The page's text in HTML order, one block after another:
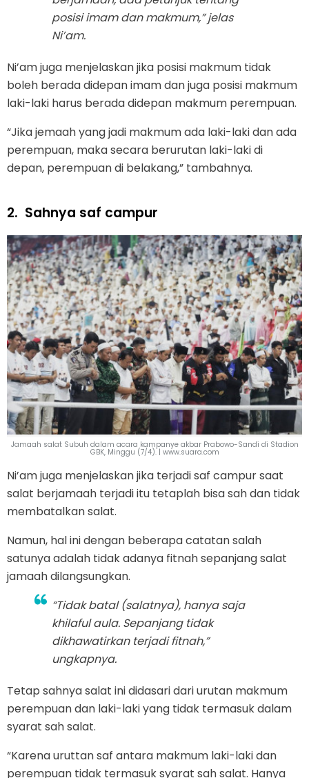
posisi imam dan makmum,” jelas
Ni’am.
Ni’am juga menjelaskan jika posisi makmum tidak
boleh berada didepan imam dan juga posisi makmum
laki-laki harus berada didepan makmum perempuan.
“Jika jemaah yang jadi makmum ada laki-laki dan ada
perempuan, maka secara berurutan laki-laki di
depan, perempuan di belakang,” tambahnya.
2. Sahnya saf campur
Jamaah salat Subuh dalam acara kampanye akbar Prabowo-Sandi di Stadion
GBK, Minggu (7/4). | www.suara.com
Ni’am juga menjelaskan jika terjadi saf campur saat
salat berjamaah terjadi itu tetaplah bisa sah dan tidak
membatalkan salat.
Namun, hal ini dengan beberapa catatan salah
satunya adalah tidak adanya fitnah sepanjang salat
jamaah dilangsungkan.
“Tidak batal (salatnya), hanya saja
khilaful aula. Sepanjang tidak
dikhawatirkan terjadi fitnah,”
ungkapnya.
Tetap sahnya salat ini didasari dari urutan makmum
perempuan dan laki-laki yang tidak termasuk dalam
syarat sah salat.
“Karena uruttan saf antara makmum laki-laki dan
perempuan tidak termasuk syarat sah salat. Hanya